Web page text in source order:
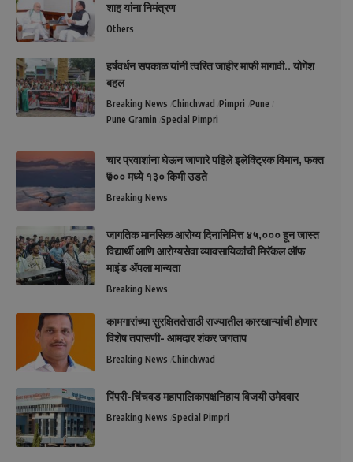
शाह यांना निमंत्रण
Others
हर्षवर्धन सपकाळ यांनी त्वरित जाहीर माफी मागावी.. योगेश
बहल
Breaking News Chinchwad Pimpri Pune
Pune Gramin Special Pimpri
चार प्रवाशांना घेऊन जाणारे पहिले इलेक्ट्रिक विमान, फक्त
₹७०० मध्ये १३० किमी उडते
Breaking News
जागतिक मानसिक आरोग्य दिनानिमित्त ४५,००० हून जास्त
विद्यार्थी आणि आरोग्यसेवा व्यावसायिकांची मिरॅकल ऑफ
माइंड ॲपला मान्यता
Breaking News
कामगारांच्या सुरक्षिततेसाठी राज्यातील कारखान्यांची होणार
विशेष तपासणी- आमदार शंकर जगताप
Breaking News Chinchwad
पिंपरी-चिंचवड महापालिकापक्षनिहाय विजयी उमेदवार
Breaking News Special Pimpri